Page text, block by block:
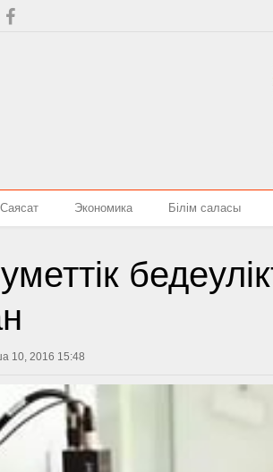
Саясат Экономика Білім саласы
10, 2016 15:48